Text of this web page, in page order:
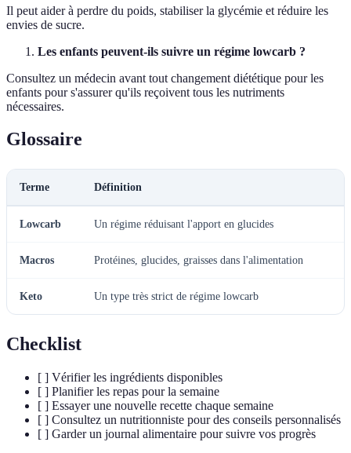
Il peut aider à perdre du poids, stabiliser la glycémie et réduire les
envies de sucre.
Les enfants peuvent-ils suivre un régime lowcarb ?
Consultez un médecin avant tout changement diététique pour les
enfants pour s'assurer qu'ils reçoivent tous les nutriments
nécessaires.
Glossaire
Terme Définition
Lowcarb Un régime réduisant l'apport en glucides
Macros Protéines, glucides, graisses dans l'alimentation
Keto Un type très strict de régime lowcarb
Checklist
[ ] Vérifier les ingrédients disponibles
[ ] Planifier les repas pour la semaine
[ ] Essayer une nouvelle recette chaque semaine
[ ] Consultez un nutritionniste pour des conseils personnalisés
[ ] Garder un journal alimentaire pour suivre vos progrès